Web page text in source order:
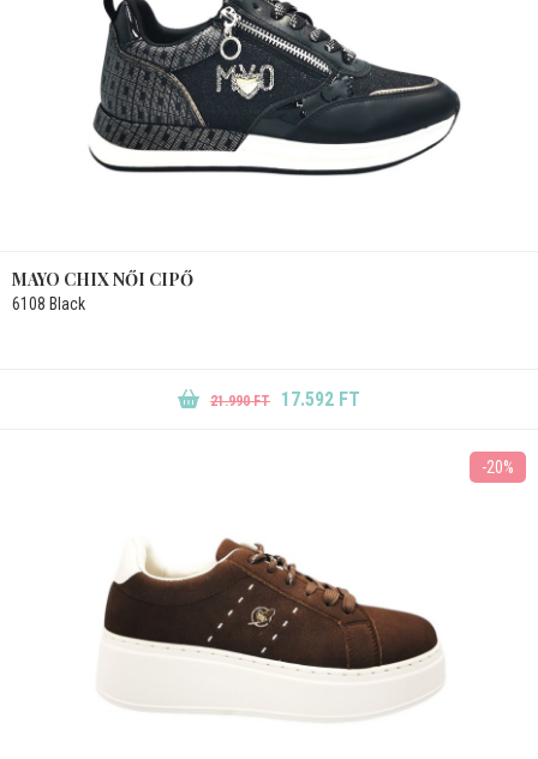
MAYO CHIX NŐI CIPŐ
6108 Black
21.990 FT 17.592 FT
-20%